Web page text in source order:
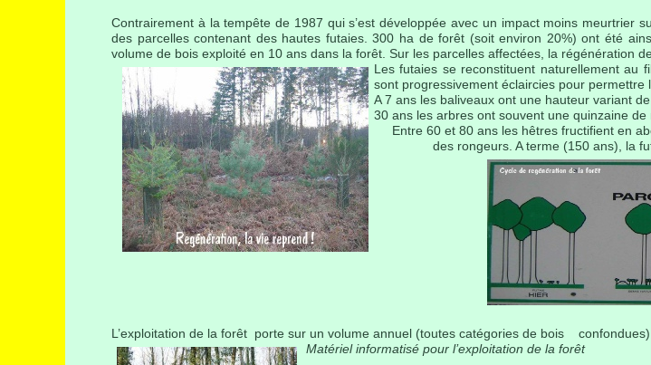
Contrairement à la tempête de 1987 qui s’est développée avec un impact moins
des parcelles contenant des hautes futaies. 300 ha de forêt (soit environ 20%) ont été
volume de bois exploité en 10 ans dans la forêt. Sur les parcelles affectées, la régénération
Les futaies se reconstituent naturellement au
sont progressivement éclaircies pour permettre
A 7 ans les baliveaux ont une hauteur variant
30 ans les arbres ont souvent une quinzaine de
Entre 60 et 80 ans les hêtres fructifient en
des rongeurs. A terme (150 ans), la
L’exploitation de la forêt porte sur un volume annuel (toutes catégories de bois
Matériel informatisé pour l’exploitation de la forêt